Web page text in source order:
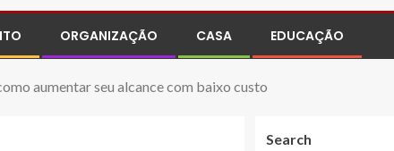
ORGANIZAÇÃO CASA EDUCAÇÃO
aumentar seu alcance com baixo custo
Search